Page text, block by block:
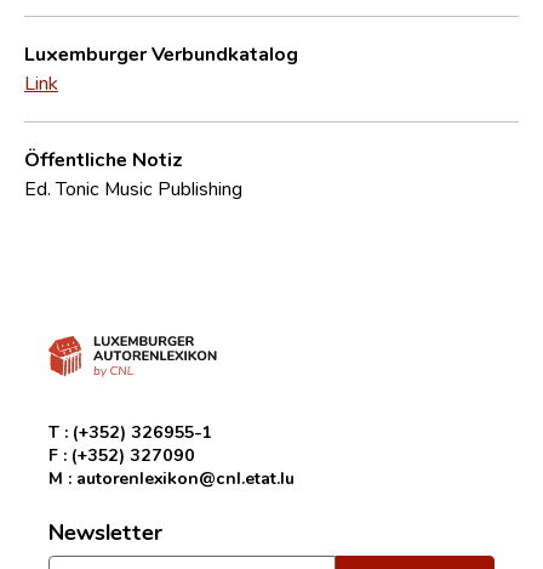
Luxemburger Verbundkatalog
Link
Öffentliche Notiz
Ed. Tonic Music Publishing
T : (+352) 326955-1
F : (+352) 327090
M : autorenlexikon@cnl.etat.lu
Newsletter